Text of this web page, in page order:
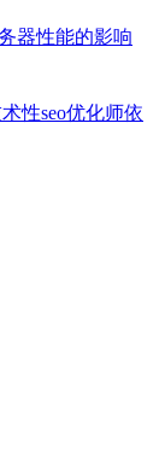
器性能的影响
性seo优化师依